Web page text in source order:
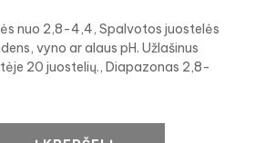
nuo 2,8-4,4, Spalvotos juostelės
vyno ar alaus pH. Užlašinus
20 juostelių., Diapazonas 2,8-